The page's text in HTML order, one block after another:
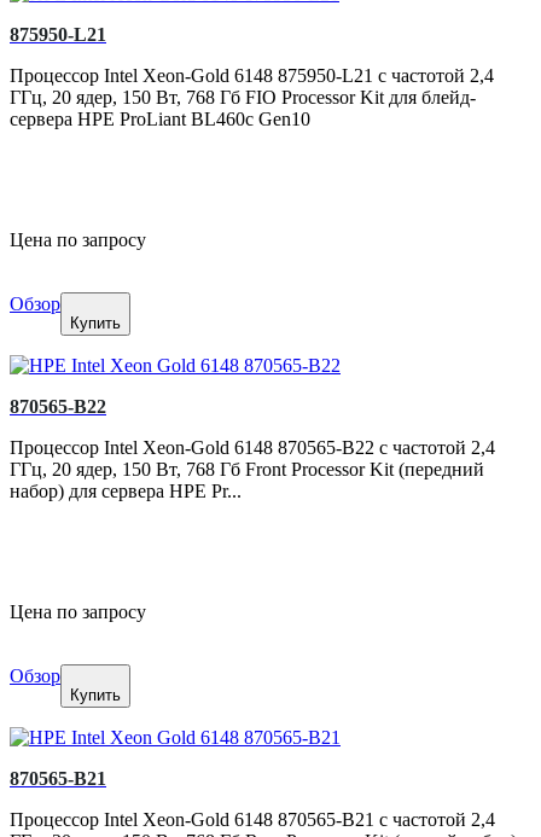
875950-L21
Процессор Intel Xeon-Gold 6148 875950-L21 с частотой 2,4
ГГц, 20 ядер, 150 Вт, 768 Гб FIO Processor Kit для блейд-
сервера HPE ProLiant BL460c Gen10
Цена по запросу
Обзор
Купить
870565-B22
Процессор Intel Xeon-Gold 6148 870565-B22 с частотой 2,4
ГГц, 20 ядер, 150 Вт, 768 Гб Front Processor Kit (передний
набор) для сервера HPE Pr...
Цена по запросу
Обзор
Купить
870565-B21
Процессор Intel Xeon-Gold 6148 870565-B21 с частотой 2,4